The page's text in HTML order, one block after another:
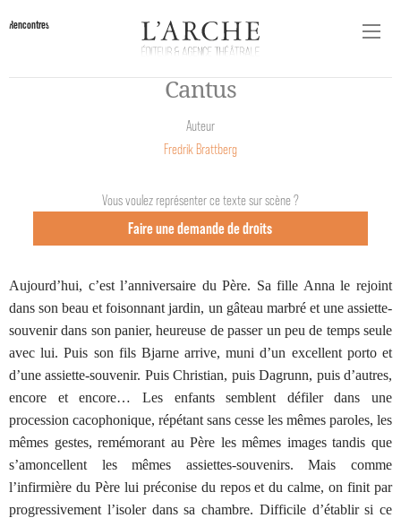
Rencontres
Cantus
Auteur
Fredrik Brattberg
Vous voulez représenter ce texte sur scène ?
Faire une demande de droits
Aujourd’hui, c’est l’anniversaire du Père. Sa fille Anna le rejoint
dans son beau et foisonnant jardin, un gâteau marbré et une assiette-
souvenir dans son panier, heureuse de passer un peu de temps seule
avec lui. Puis son fils Bjarne arrive, muni d’un excellent porto et
d’une assiette-souvenir. Puis Christian, puis Dagrunn, puis d’autres,
encore et encore… Les enfants semblent défiler dans une
procession cacophonique, répétant sans cesse les mêmes paroles, les
mêmes gestes, remémorant au Père les mêmes images tandis que
s’amoncellent les mêmes assiettes-souvenirs. Mais comme
l’infirmière du Père lui préconise du repos et du calme, on finit par
progressivement l’isoler dans sa chambre. Difficile d’établir si ce